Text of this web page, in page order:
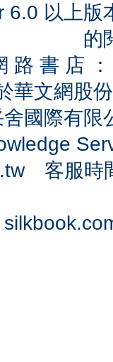
6.0 以上
的
路 書 店
華文網股
舍國際有
客服時